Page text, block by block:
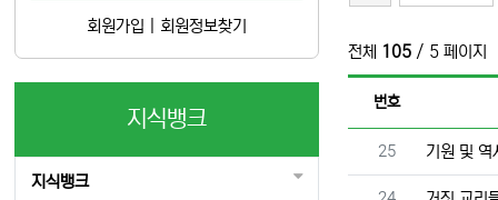
전체 105 / 5 페이지
번호
번호
25 기원 및
회원가입 회원정보찾기
지식뱅크
지식뱅크